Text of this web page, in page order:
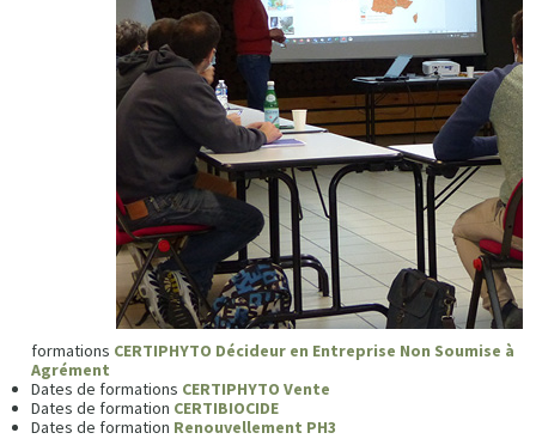
formations CERTIPHYTO Décideur en Entreprise Non Soumise à
Agrément
Dates de formations CERTIPHYTO Vente
Dates de formation CERTIBIOCIDE
Dates de formation Renouvellement PH3